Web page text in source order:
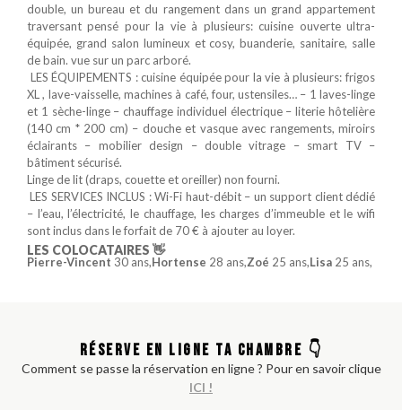
double, un bureau et du rangement dans un grand appartement
traversant pensé pour la vie à plusieurs: cuisine ouverte ultra-
équipée, grand salon lumineux et cosy, buanderie, sanitaire, salle
de bain. vue sur un parc arboré.
️ LES ÉQUIPEMENTS : cuisine équipée pour la vie à plusieurs: frigos
XL , lave-vaisselle, machines à café, four, ustensiles… – 1 laves-linge
et 1 sèche-linge – chauffage individuel électrique – literie hôtelière
(140 cm * 200 cm) – douche et vasque avec rangements, miroirs
éclairants – mobilier design – double vitrage – smart TV –
bâtiment sécurisé.
Linge de lit (draps, couette et oreiller) non fourni.
️ LES SERVICES INCLUS : Wi-Fi haut-débit – un support client dédié
– l’eau, l’électricité, le chauffage, les charges d’immeuble et le wifi
sont inclus dans le forfait de 70 € à ajouter au loyer.
LES COLOCATAIRES 👋
Pierre-Vincent 30 ans,Hortense 28 ans,Zoé 25 ans,Lisa 25 ans,
RÉSERVE EN LIGNE TA CHAMBRE 👇
Comment se passe la réservation en ligne ? Pour en savoir clique
ICI !